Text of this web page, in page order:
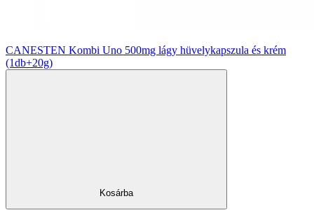
CANESTEN Kombi Uno 500mg lágy hüvelykapszula és krém
(1db+20g)
Kosárba